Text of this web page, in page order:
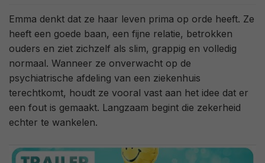
Emma denkt dat ze haar leven prima op orde heeft. Ze
heeft een goede baan, een fijne relatie, betrokken
ouders en ziet zichzelf als slim, grappig en volledig
normaal. Wanneer ze onverwacht op de
psychiatrische afdeling van een ziekenhuis
terechtkomt, houdt ze vooral vast aan het idee dat er
een fout is gemaakt. Langzaam begint die zekerheid
echter te wankelen.